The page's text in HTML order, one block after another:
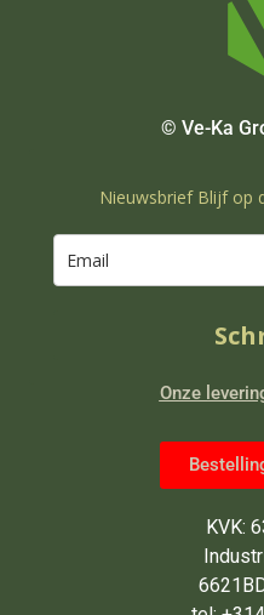
© Ve-Ka
Nieuwsbrief Blijf op
Onze
KVK: